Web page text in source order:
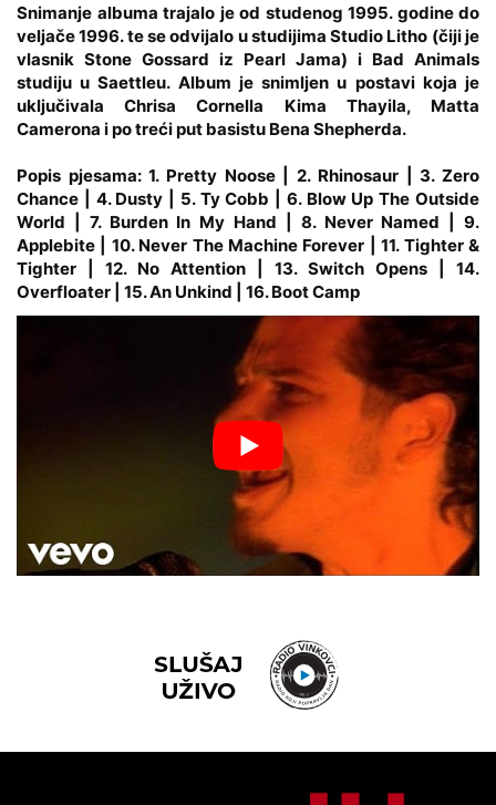
Snimanje albuma trajalo je od studenog 1995. godine do
veljače 1996. te se odvijalo u studijima Studio Litho (čiji je
vlasnik Stone Gossard iz Pearl Jama) i Bad Animals
studiju u Saettleu. Album je snimljen u postavi koja je
uključivala Chrisa Cornella Kima Thayila, Matta
Camerona i po treći put basistu Bena Shepherda.
Popis pjesama: 1. Pretty Noose | 2. Rhinosaur | 3. Zero
Chance | 4. Dusty | 5. Ty Cobb | 6. Blow Up The Outside
World | 7. Burden In My Hand | 8. Never Named | 9.
Applebite | 10. Never The Machine Forever | 11. Tighter &
Tighter | 12. No Attention | 13. Switch Opens | 14.
Overfloater | 15. An Unkind | 16. Boot Camp